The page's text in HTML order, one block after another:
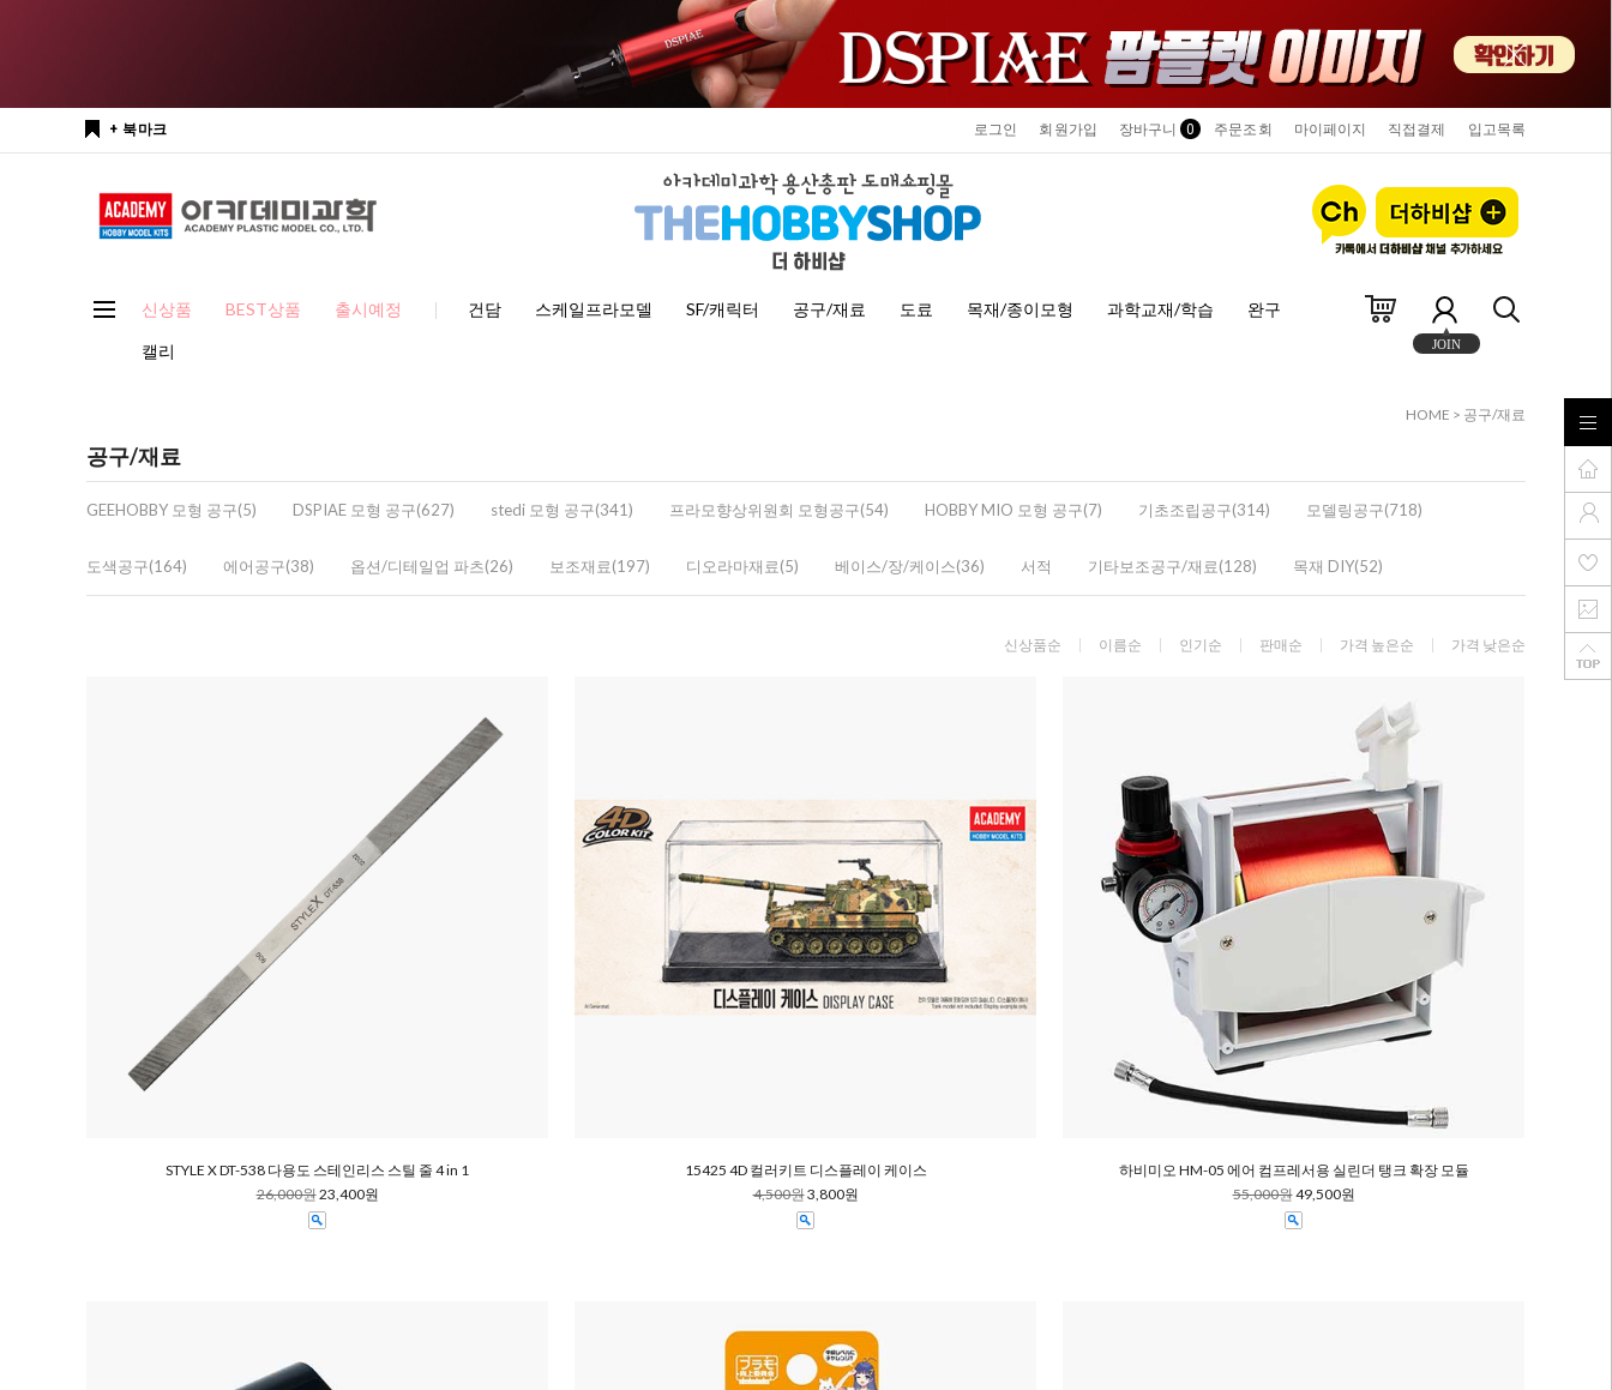
+ 북마크 로그인 회원가입 장바구니 0 주문조회 마이페이지 직접결제 입고목록
신상품 BEST상품 출시예정 건담 스케일프라모델 SF/캐릭터 공구/재료 도료 목재/종이모형 과학교재/학습 완구
캘리 JOIN
HOME > 공구/재료
공구/재료
GEEHOBBY 모형 공구(5) DSPIAE 모형 공구(627) stedi 모형 공구(341) 프라모향상위원회 모형공구(54) HOBBY MIO 모형 공구(7) 기초조립공구(314) 모델링공구(718)
도색공구(164) 에어공구(38) 옵션/디테일업 파츠(26) 보조재료(197) 디오라마재료(5) 베이스/장/케이스(36) 서적 기타보조공구/재료(128) 목재 DIY(52)
신상품순 이름순 인기순 판매순 가격 높은순 가격 낮은순
STYLE X DT-538 다용도 스테인리스 스틸 줄 4 in 1
26,000원23,400원
15425 4D 컬러키트 디스플레이 케이스
4,500원3,800원
하비미오 HM-05 에어 컴프레서용 실린더 탱크 확장 모듈
55,000원49,500원